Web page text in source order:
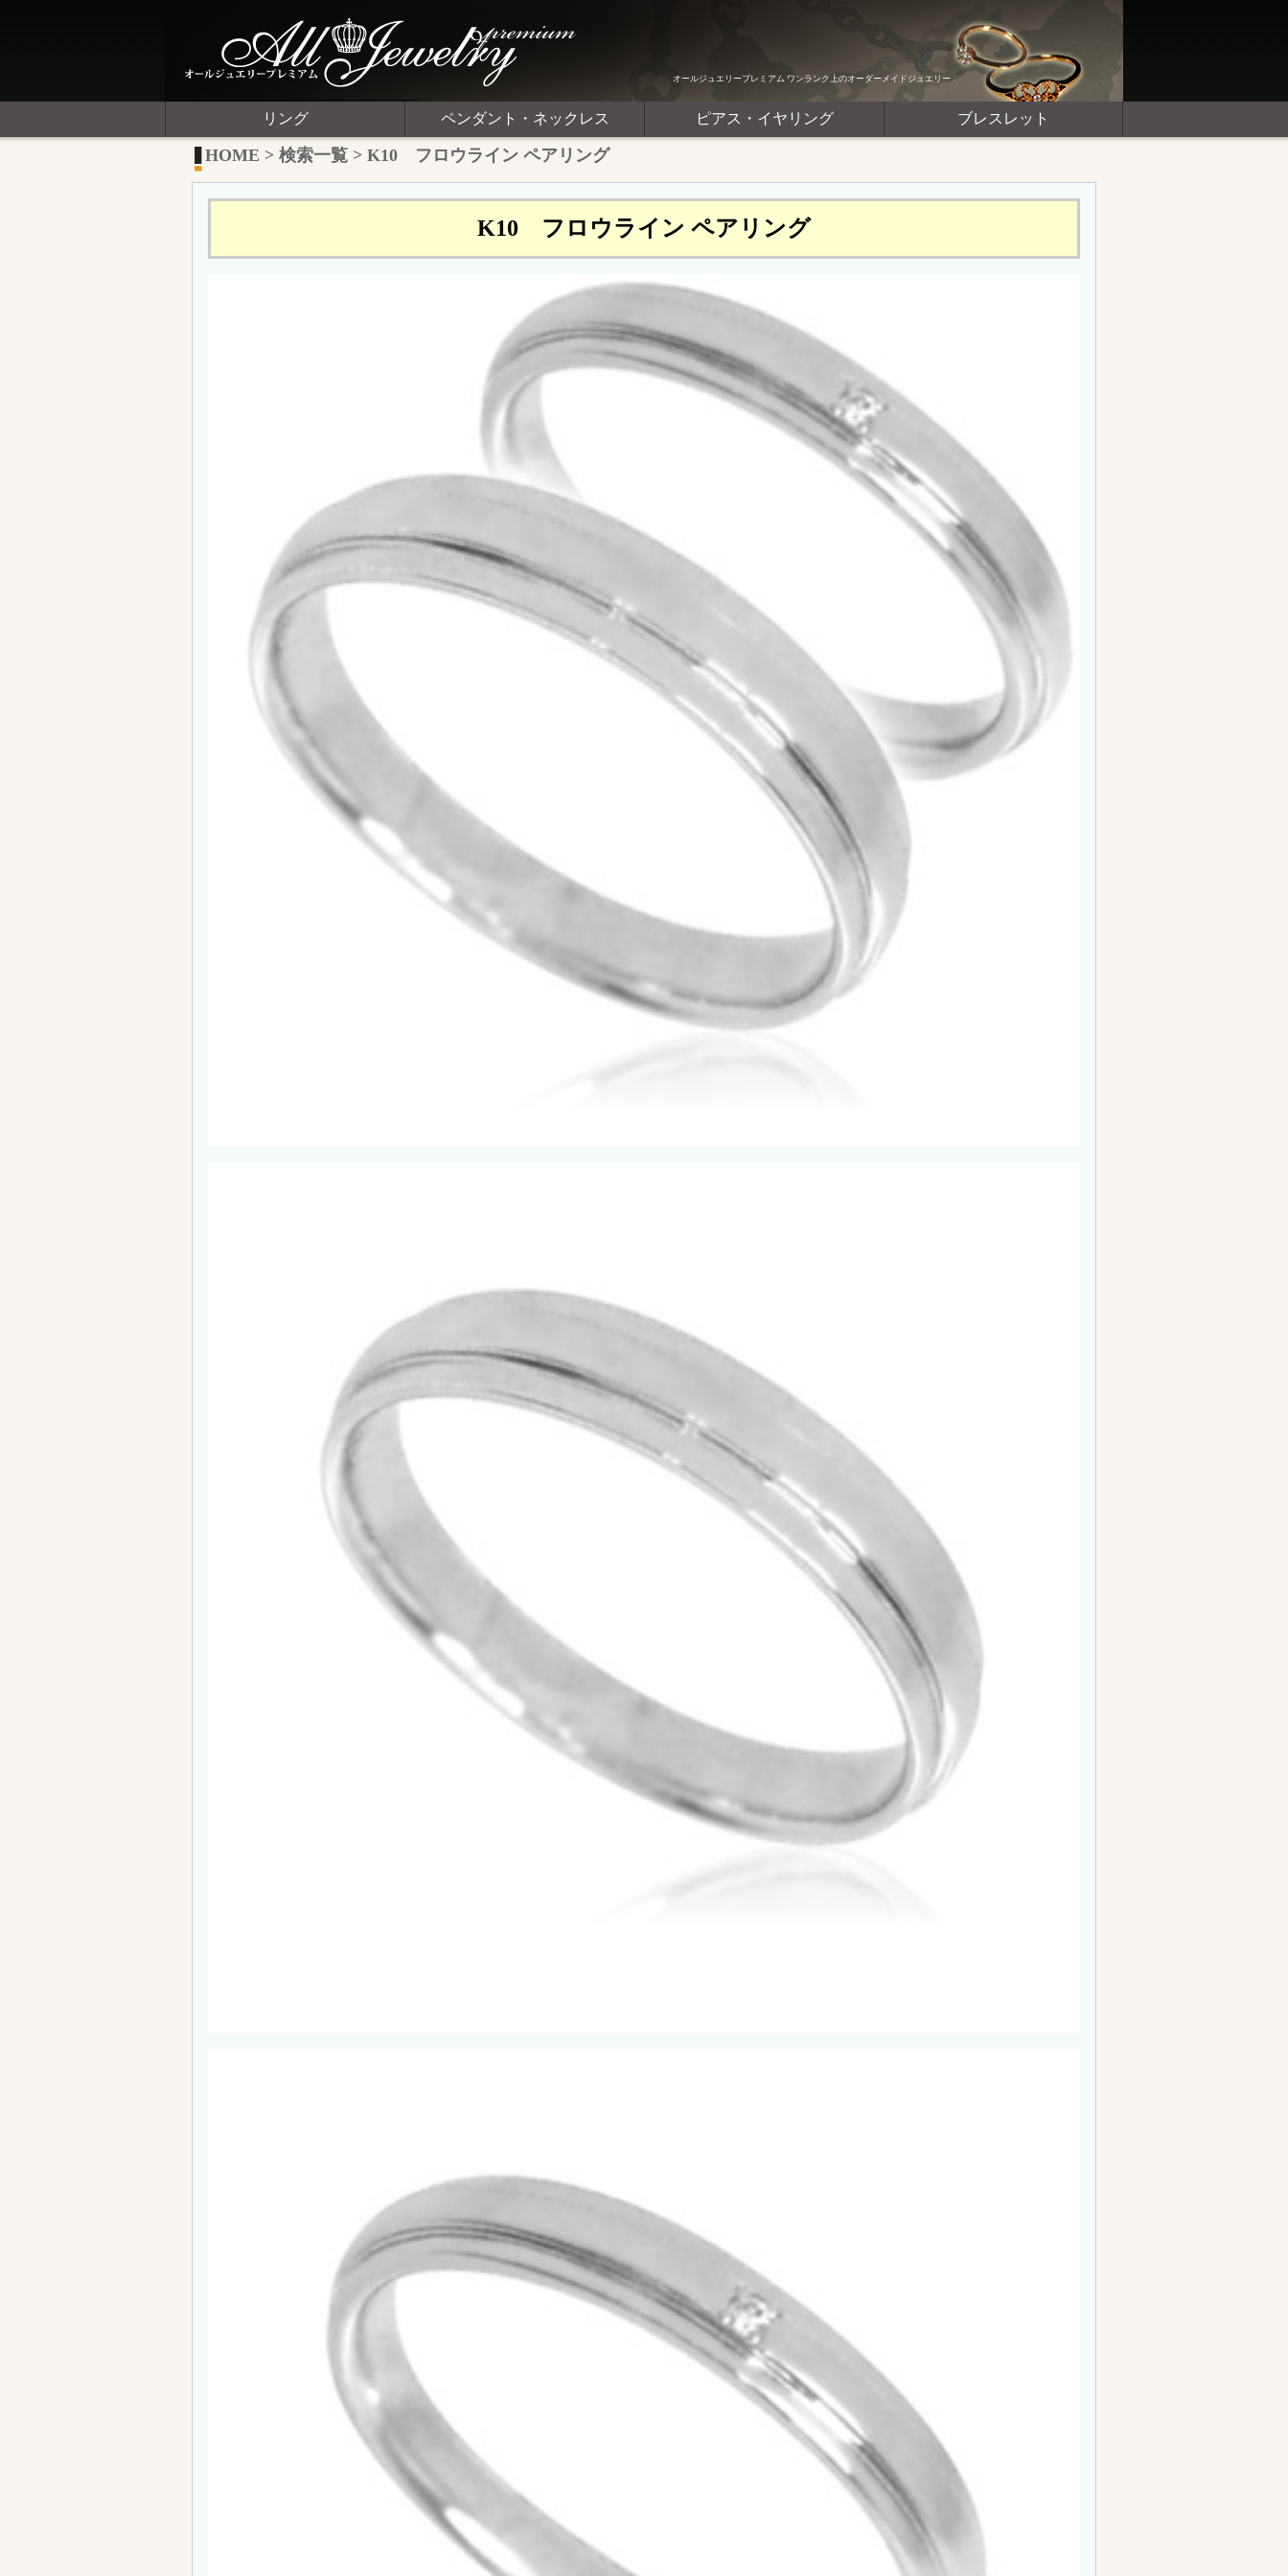
オールジュエリープレミアム ワンランク上のオーダーメイドジュエリー
リング ペンダント・ネックレス ピアス・イヤリング ブレスレット
HOME > 検索一覧 > K10 フロウライン ペアリング
K10 フロウライン ペアリング